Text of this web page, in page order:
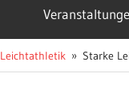
Leichtathletik Starke